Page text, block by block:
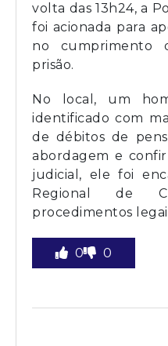
volta das 13h24, a
foi acionada para
no cumprimento
prisão.
No local, um
identificado com
de débitos de
abordagem e
judicial, ele foi
Regional de
procedimentos
0 0